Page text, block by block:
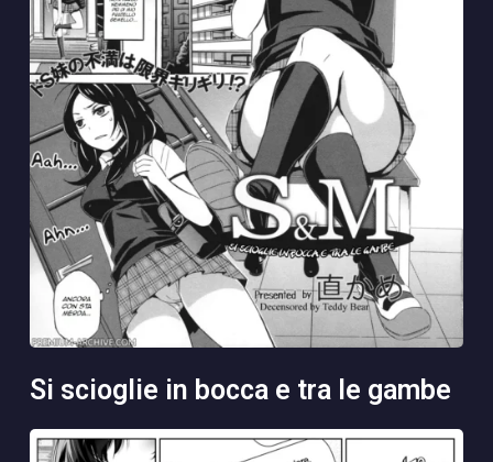
si scioglie in bocca e tra le gambe